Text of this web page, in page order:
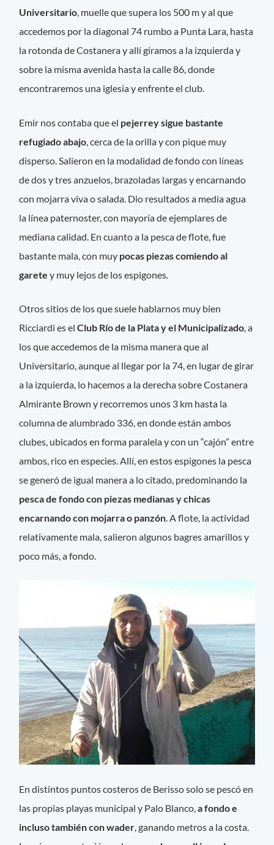
Universitario, muelle que supera los 500 m y al que
accedemos por la diagonal 74 rumbo a Punta Lara, hasta
la rotonda de Costanera y allí giramos a la izquierda y
sobre la misma avenida hasta la calle 86, donde
encontraremos una iglesia y enfrente el club.
Emir nos contaba que el pejerrey sigue bastante
refugiado abajo , cerca de la orilla y con pique muy
disperso. Salieron en la modalidad de fondo con líneas
de dos y tres anzuelos, brazoladas largas y encarnando
con mojarra viva o salada. Dio resultados a media agua
la línea paternoster, con mayoría de ejemplares de
mediana calidad. En cuanto a la pesca de flote, fue
bastante mala, con muy pocas piezas comiendo al
garete y muy lejos de los espigones.
Otros sitios de los que suele hablarnos muy bien
Ricciardi es elClub Río de la Plata y el Municipalizado, a
los que accedemos de la misma manera que al
Universitario, aunque al llegar por la 74, en lugar de girar
a la izquierda, lo hacemos a la derecha sobre Costanera
Almirante Brown y recorremos unos 3 km hasta la
columna de alumbrado 336, en donde están ambos
clubes, ubicados en forma paralela y con un “cajón” entre
ambos, rico en especies. Allí, en estos espigones la pesca
se generó de igual manera a lo citado, predominando la
pesca de fondo con piezas medianas y chicas
encarnando con mojarra o panzón. A flote, la actividad
relativamente mala, salieron algunos bagres amarillos y
poco más, a fondo.
En distintos puntos costeros de Berisso solo se pescó en
las propias playas municipal y Palo Blanco,a fondo e
incluso también con wader, ganando metros a la costa.